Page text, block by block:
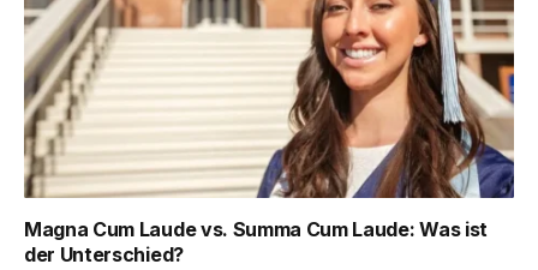
Magna Cum Laude vs. Summa Cum Laude: Was ist
der Unterschied?